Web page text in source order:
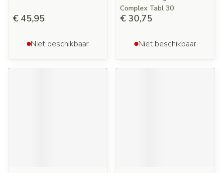
€ 45,95
Niet beschikbaar
Complex Tabl 30
€ 30,75
Niet beschikbaar